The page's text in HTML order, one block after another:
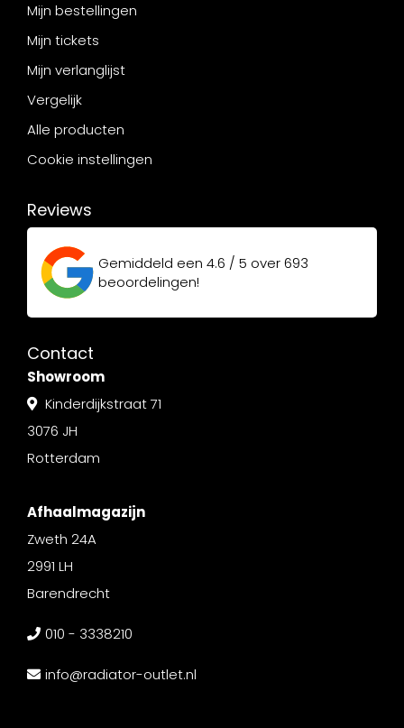
Mijn bestellingen
Mijn tickets
Mijn verlanglijst
Vergelijk
Alle producten
Cookie instellingen
Reviews
Gemiddeld een 4.6 / 5 over693
beoordelingen!
Contact
Showroom
Kinderdijkstraat 71
3076 JH
Rotterdam
Afhaalmagazijn
Zweth 24A
2991 LH
Barendrecht
010 - 3338210
info@radiator-outlet.nl